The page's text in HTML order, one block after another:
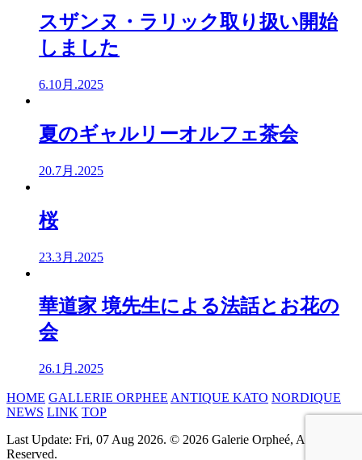
スザンヌ・ラリック取り扱い開始
しました
6.10月.2025
夏のギャルリーオルフェ茶会
20.7月.2025
桜
23.3月.2025
華道家 境先生による法話とお花の
会
26.1月.2025
HOME GALLERIE ORPHEE ANTIQUE KATO NORDIQUE
NEWS LINK TOP
Last Update: Fri, 07 Aug 2026. © 2026 Galerie Orpheé, All rights
Reserved.